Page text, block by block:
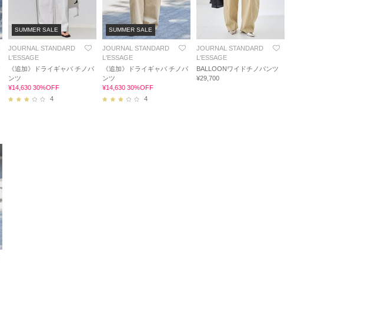
SUMMER SALE
JOURNAL STANDARD
L'ESSAGE
《追加》ドライギャバ チノパ
ンツ
¥14,630 30%OFF
4
SUMMER SALE
JOURNAL STANDARD
L'ESSAGE
《追加》ドライギャバ チノパ
ンツ
¥14,630 30%OFF
4
JOURNAL STANDARD
L'ESSAGE
BALLOONワイドチノパンツ
¥29,700